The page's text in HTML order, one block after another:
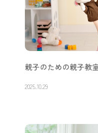
親子のための親子教
2025.10.29